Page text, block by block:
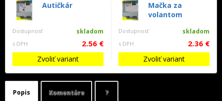
Autičkár
Dostupnosť skladom
s DPH 2.56 €
Zvoliť variant
Mačka za
volantom
Dostupnosť skladom
s DPH 2.36 €
Zvoliť variant
Popis Komentáre ?